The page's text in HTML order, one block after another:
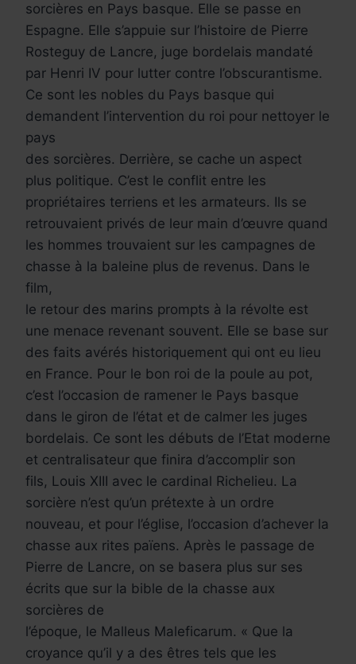
sorcières en Pays basque. Elle se passe en
Espagne. Elle s’appuie sur l’histoire de Pierre
Rosteguy de Lancre, juge bordelais mandaté
par Henri IV pour lutter contre l’obscurantisme.
Ce sont les nobles du Pays basque qui
demandent l’intervention du roi pour nettoyer le
pays
des sorcières. Derrière, se cache un aspect
plus politique. C’est le conflit entre les
propriétaires terriens et les armateurs. Ils se
retrouvaient privés de leur main d’œuvre quand
les hommes trouvaient sur les campagnes de
chasse à la baleine plus de revenus. Dans le
film,
le retour des marins prompts à la révolte est
une menace revenant souvent. Elle se base sur
des faits avérés historiquement qui ont eu lieu
en France. Pour le bon roi de la poule au pot,
c’est l’occasion de ramener le Pays basque
dans le giron de l’état et de calmer les juges
bordelais. Ce sont les débuts de l’Etat moderne
et centralisateur que finira d’accomplir son
fils, Louis XIII avec le cardinal Richelieu. La
sorcière n’est qu’un prétexte à un ordre
nouveau, et pour l’église, l’occasion d’achever la
chasse aux rites païens. Après le passage de
Pierre de Lancre, on se basera plus sur ses
écrits que sur la bible de la chasse aux
sorcières de
l’époque, le Malleus Maleficarum. « Que la
croyance qu’il y a des êtres tels que les